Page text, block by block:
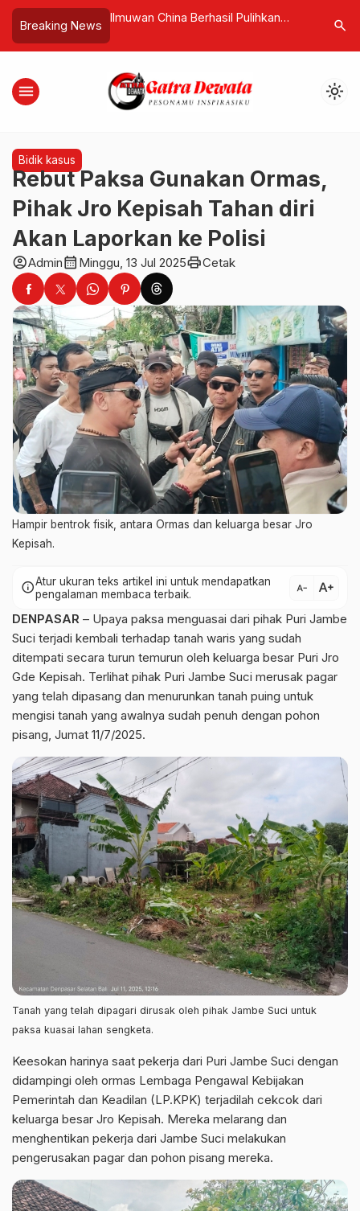
Breaking News
di
Tinggalkan Bali
Mudik dan
Ilmuwan China Berhasil Pulihkan
Punca Pasien Sendiri
ADWITI
Wisata
search
menu light_mode
Bidik kasus
Rebut Paksa Gunakan Ormas,
Pihak Jro Kepisah Tahan diri
Akan Laporkan ke Polisi
account_circleAdmincalendar_month Minggu, 13 Jul 2025printCetak
Hampir bentrok fisik, antara Ormas dan keluarga besar Jro
Kepisah.
infoAtur ukuran teks artikel ini untuk mendapatkan
pengalaman membaca terbaik.
text_decrease text_increase
DENPASAR – Upaya paksa menguasai dari pihak Puri Jambe
Suci terjadi kembali terhadap tanah waris yang sudah
ditempati secara turun temurun oleh keluarga besar Puri Jro
Gde Kepisah. Terlihat pihak Puri Jambe Suci merusak pagar
yang telah dipasang dan menurunkan tanah puing untuk
mengisi tanah yang awalnya sudah penuh dengan pohon
pisang, Jumat 11/7/2025.
Tanah yang telah dipagari dirusak oleh pihak Jambe Suci untuk
paksa kuasai lahan sengketa.
Keesokan harinya saat pekerja dari Puri Jambe Suci dengan
didampingi oleh ormas Lembaga Pengawal Kebijakan
Pemerintah dan Keadilan (LP.KPK) terjadilah cekcok dari
keluarga besar Jro Kepisah. Mereka melarang dan
menghentikan pekerja dari Jambe Suci melakukan
pengerusakan pagar dan pohon pisang mereka.